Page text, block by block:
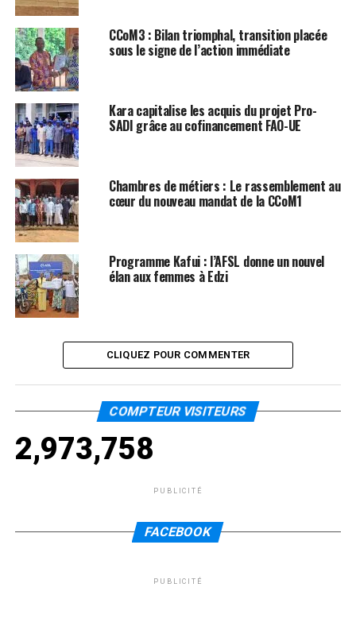
CCoM3 : Bilan triomphal, transition placée
sous le signe de l’action immédiate
Kara capitalise les acquis du projet Pro-
SADI grâce au cofinancement FAO-UE
Chambres de métiers : Le rassemblement au
cœur du nouveau mandat de la CCoM1
Programme Kafui : l’AFSL donne un nouvel
élan aux femmes à Edzi
CLIQUEZ POUR COMMENTER
COMPTEUR VISITEURS
2,973,758
PUBLICITÉ
FACEBOOK
PUBLICITÉ